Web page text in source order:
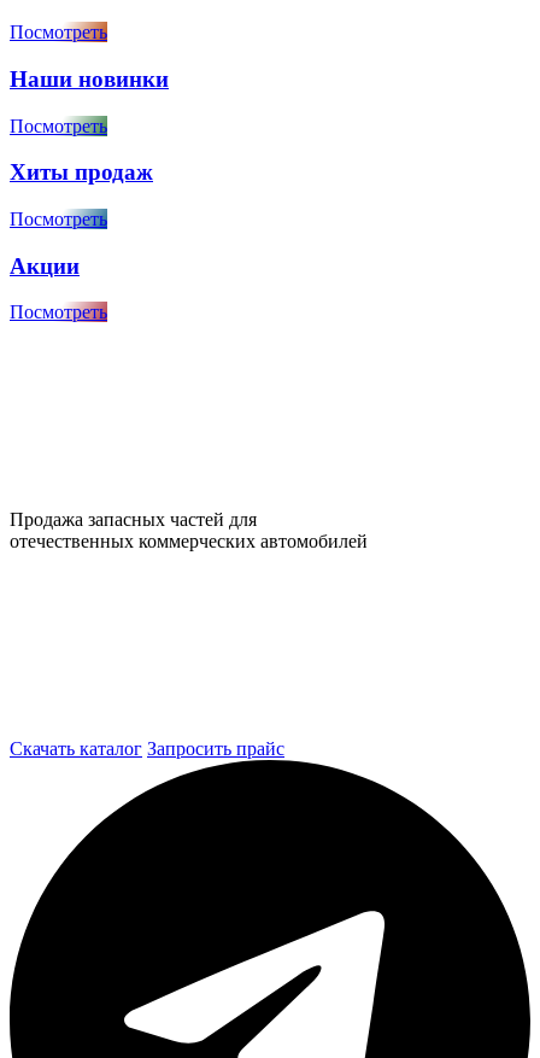
Посмотреть
Наши новинки
Посмотреть
Хиты продаж
Посмотреть
Акции
Посмотреть
Продажа запасных частей для
отечественных коммерческих автомобилей
Скачать каталог Запросить прайс